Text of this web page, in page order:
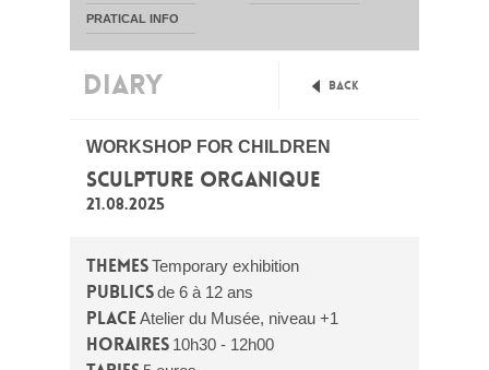
PRATICAL INFO
DIARY Back
WORKSHOP FOR CHILDREN
SCULPTURE ORGANIQUE
21.08.2025
ThemesTemporary exhibition
Publicsde 6 à 12 ans
PlaceAtelier du Musée, niveau +1
Horaires 10h30 - 12h00